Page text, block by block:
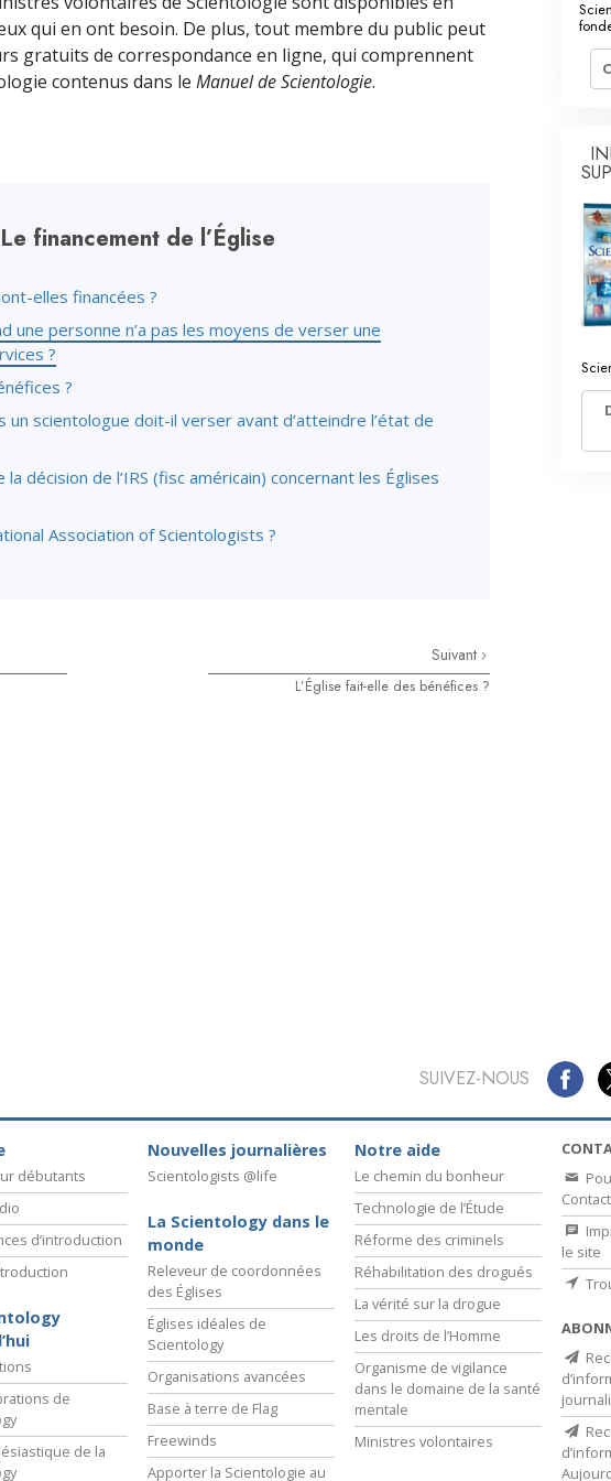
L’échelle des tons
Réponses aux
Des outils pour le
La raison de
Les investigations
Les fondements
Les fondements
La technologie de
qui en ont besoin. De plus, tout membre du public peut
gratuits de correspondance en ligne, qui comprennent
contenus dans le Manuel de Scientologie.
Le financement de l’Église
elles financées ?
une personne n’a pas les moyens de verser une
?
?
un scientologue doit-il verser avant d’atteindre l’état de
décision de l’IRS (fisc américain) concernant les Églises
Association of Scientologists ?
Suivant
L’Église fait-elle des bénéfices ?
SUIVEZ-NOUS
débutants
d’introduction
de
de la
Nouvelles journalières
Scientologists @life
La Scientology dans le
monde
Releveur de coordonnées
des Églises
Églises idéales de
Scientology
Organisations avancées
Base à terre de Flag
Freewinds
Apporter la Scientologie au
Notre aide
Le chemin du bonheur
Technologie de l’Étude
Réforme des criminels
Réhabilitation des drogués
La vérité sur la drogue
Les droits de l’Homme
Organisme de vigilance
dans le domaine de la santé
mentale
Ministres volontaires
le site